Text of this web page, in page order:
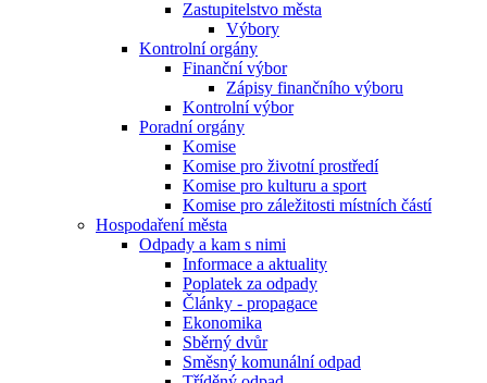
Zastupitelstvo města
Výbory
Kontrolní orgány
Finanční výbor
Zápisy finančního výboru
Kontrolní výbor
Poradní orgány
Komise
Komise pro životní prostředí
Komise pro kulturu a sport
Komise pro záležitosti místních částí
Hospodaření města
Odpady a kam s nimi
Informace a aktuality
Poplatek za odpady
Články - propagace
Ekonomika
Sběrný dvůr
Směsný komunální odpad